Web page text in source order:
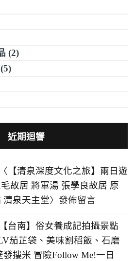
(2)
近期迴響
【清泉深度文化之旅】兩日遊
故居 將軍湯 張學良故居 原
清泉天主堂〉發佈留言
【台南】俗女養成記拍攝景點
茄芷袋、美味割稻飯、石磨
摟米 冒險Follow Me!一日